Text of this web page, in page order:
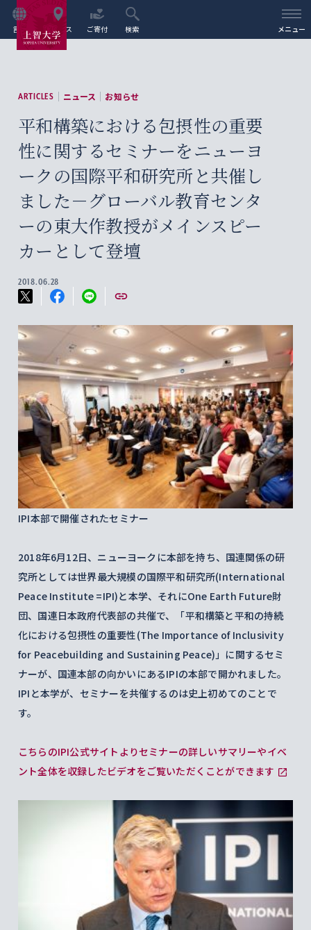
言語 アクセス ご寄付 検索 メニュー
ARTICLES ニュース お知らせ
平和構築における包摂性の重要
性に関するセミナーをニューヨ
ークの国際平和研究所と共催し
ました－グローバル教育センタ
ーの東大作教授がメインスピー
カーとして登壇
2018.06.28
IPI本部で開催されたセミナー
2018年6月12日、ニューヨークに本部を持ち、国連関係の研
究所としては世界最大規模の国際平和研究所(International
Peace Institute =IPI)と本学、それにOne Earth Future財
団、国連日本政府代表部の共催で、「平和構築と平和の持続
化における包摂性の重要性(The Importance of Inclusivity
for Peacebuilding and Sustaining Peace)」に関するセミ
ナーが、国連本部の向かいにあるIPIの本部で開かれました。
IPIと本学が、セミナーを共催するのは史上初めてのことで
す。
こちらのIPI公式サイトよりセミナーの詳しいサマリーやイベ
ント全体を収録したビデオをご覧いただくことができます